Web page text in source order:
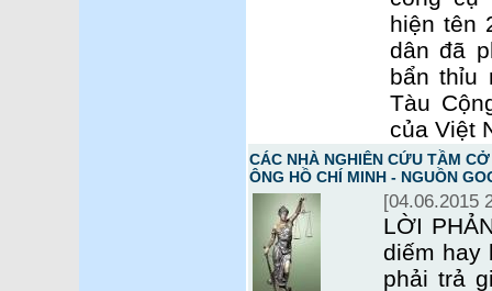
hiện tên
dân đã
bẩn thỉu
Tàu
của Việt
CÁC NHÀ NGHIÊN CỨU TẦM
ÔNG HỒ CHÍ MINH - NGUỒN
[04.06.2015
LỜI
diếm hay
phải trả